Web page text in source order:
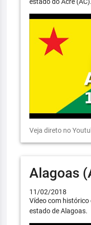
Veja direto no
Alagoas
11/02/2018
Vídeo com
estado de Alagoas.